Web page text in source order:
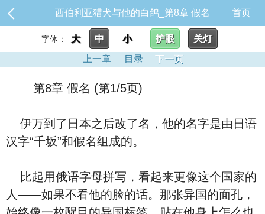
西伯利亚猎犬与他的白鸽_第8章 假名 首页
字体： 大 中 小 护眼
关灯
上一章
目录 下一页
第8章 假名 (第1/5页)
伊万到了日本之后改了名，他的名字是由日语
汉字“千坂”和假名组成的。
比起用俄语字母拼写，看起来更像这个国家的
人——如果不看他的脸的话。那张异国的面孔，